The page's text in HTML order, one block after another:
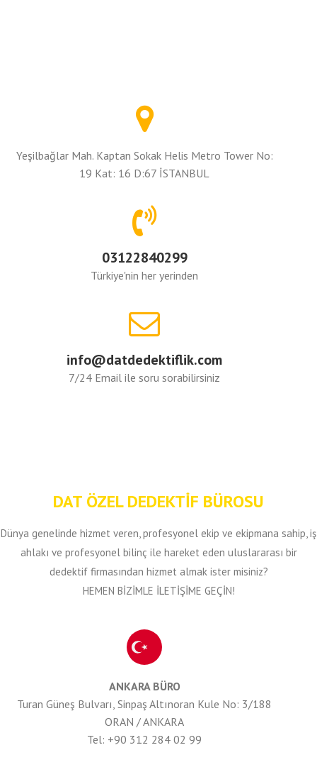
Yeşilbağlar Mah. Kaptan Sokak Helis Metro Tower No:
19 Kat: 16 D:67 İSTANBUL
03122840299
Türkiye'nin her yerinden
info@datdedektiflik.com
7/24 Email ile soru sorabilirsiniz
DAT ÖZEL DEDEKTİF BÜROSU
Dünya genelinde hizmet veren, profesyonel ekip ve ekipmana sahip, iş
ahlakı ve profesyonel bilinç ile hareket eden uluslararası bir
dedektif firmasından hizmet almak ister misiniz?
HEMEN BİZİMLE İLETİŞİME GEÇİN!
ANKARA BÜRO
Turan Güneş Bulvarı, Sinpaş Altınoran Kule No: 3/188
ORAN / ANKARA
Tel: +90 312 284 02 99